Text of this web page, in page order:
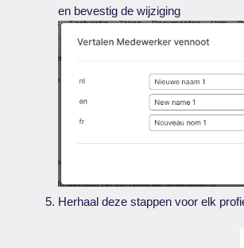
en bevestig de wijziging
Herhaal deze stappen voor elk